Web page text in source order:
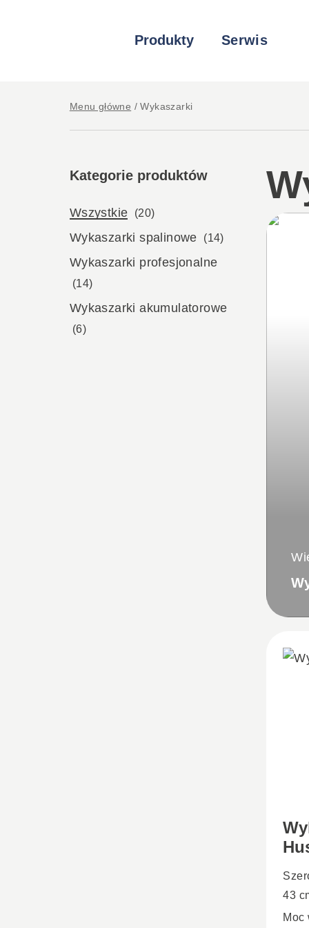
Produkty Serwis
Menu główne /Wykaszarki
Kategorie produktów
Wszystkie (20)
Wykaszarki spalinowe (14)
Wykaszarki profesjonalne
(14)
Wykaszarki akumulatorowe
(6)
43
Moc